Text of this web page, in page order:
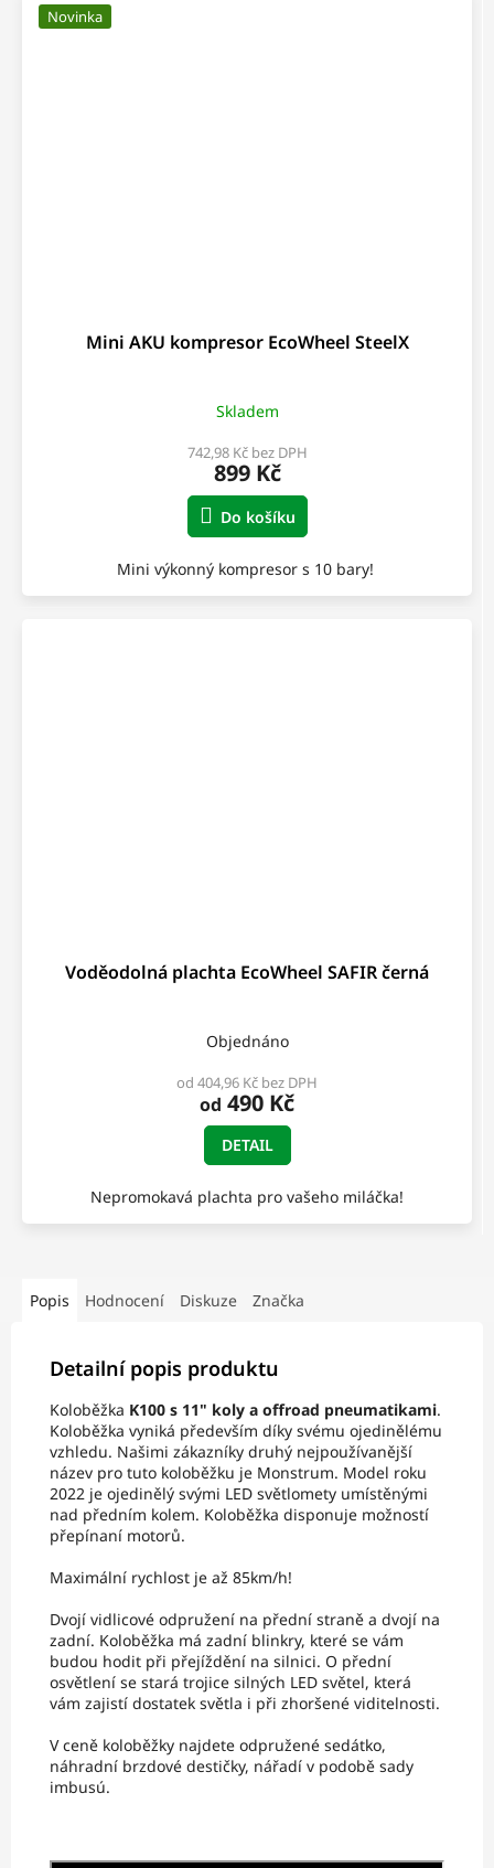
Novinka
Mini AKU kompresor EcoWheel SteelX
Skladem
742,98 Kč bez DPH
899 Kč
Do košíku
Mini výkonný kompresor s 10 bary!
Voděodolná plachta EcoWheel SAFIR černá
Objednáno
od 404,96 Kč bez DPH
od 490 Kč
DETAIL
Nepromokavá plachta pro vašeho miláčka!
Popis Hodnocení Diskuze Značka
Detailní popis produktu
Koloběžka K100 s 11" koly a offroad pneumatikami.
Koloběžka vyniká především díky svému ojedinělému
vzhledu. Našimi zákazníky druhý nejpoužívanější
název pro tuto koloběžku je Monstrum. Model roku
2022 je ojedinělý svými LED světlomety umístěnými
nad předním kolem. Koloběžka disponuje možností
přepínaní motorů.
Maximální rychlost je až 85km/h!
Dvojí vidlicové odpružení na přední straně a dvojí na
zadní. Koloběžka má zadní blinkry, které se vám
budou hodit při přejíždění na silnici. O přední
osvětlení se stará trojice silných LED světel, která
vám zajistí dostatek světla i při zhoršené viditelnosti.
V ceně koloběžky najdete odpružené sedátko,
náhradní brzdové destičky, nářadí v podobě sady
imbusú.